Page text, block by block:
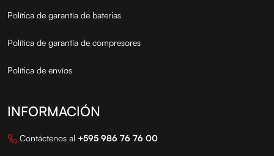
Política de garantía de baterias
Política de garantía de compresores
Política de envíos
INFORMACIÓN
Contáctenos al +595 986 76 76 00